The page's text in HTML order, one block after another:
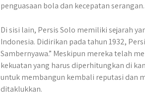
penguasaan bola dan kecepatan serangan.
Di sisi lain, Persis Solo memiliki sejarah
Indonesia. Didirikan pada tahun 1932,
Sambernyawa.” Meskipun mereka telah
kekuatan yang harus diperhitungkan di
untuk membangun kembali reputasi dan
ditaklukkan.